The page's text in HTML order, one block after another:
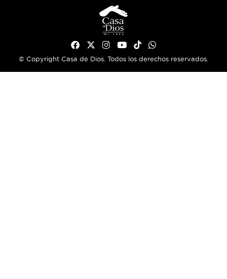
© Copyright Casa de Dios. Todos los derechos reservados.